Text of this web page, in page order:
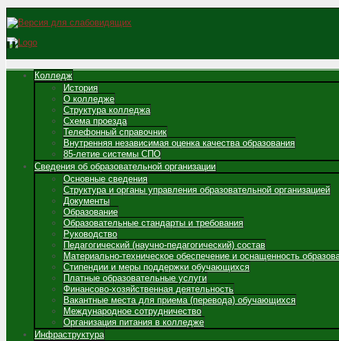
Колледж
История
О колледже
Структура колледжа
Схема проезда
Телефонный справочник
Внутренняя независимая оценка качества образования
85-летие системы СПО
Сведения об образовательной организации
Основные сведения
Структура и органы управления образовательной организацией
Документы
Образование
Образовательные стандарты и требования
Руководство
Педагогический (научно-педагогический) состав
Материально-техническое обеспечение и оснащенность
Стипендии и меры поддержки обучающихся
Платные образовательные услуги
Финансово-хозяйственная деятельность
Вакантные места для приема (перевода) обучающихся
Международное сотрудничество
Организация питания в колледже
Инфраструктура